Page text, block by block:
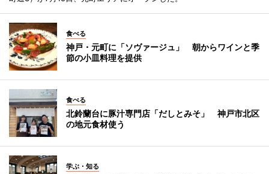
食べる
神戸・元町に「ソヴァージュ」 朝からワインと季
節の小皿料理を提供
食べる
北鈴蘭台に豚汁専門店「だしとみそ」 神戸市北区
の地元食材使う
学ぶ・知る